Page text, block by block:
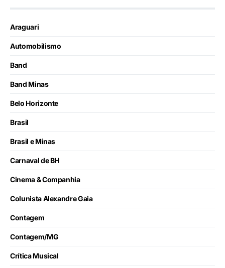
Araguari
Automobilismo
Band
Band Minas
Belo Horizonte
Brasil
Brasil e Minas
Carnaval de BH
Cinema & Companhia
Colunista Alexandre Gaia
Contagem
Contagem/MG
Crítica Musical